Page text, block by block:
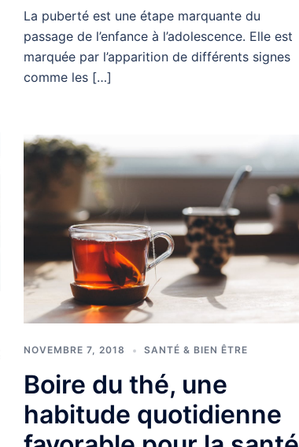
La puberté est une étape marquante du
passage de l’enfance à l’adolescence. Elle est
marquée par l’apparition de différents signes
comme les […]
NOVEMBRE 7, 2018 SANTÉ & BIEN ÊTRE
Boire du thé, une
habitude quotidienne